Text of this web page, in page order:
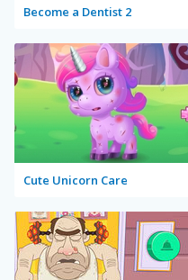
Become a Dentist 2
Cute Unicorn Care